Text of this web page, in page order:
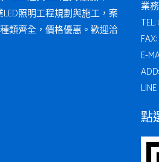
照明工程規劃與施工，案
類齊全，價格優惠。歡迎洽
業
TEL:
E-
點